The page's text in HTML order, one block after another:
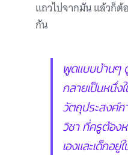
แถวไปจากมัน แล้วก็
กัน
พูดแบบบ้านๆ
กลายเป็นหนึ่ง
วัตถุประสงค์ก
วิชา ที่ครูต้อง
เองและเด็กอ